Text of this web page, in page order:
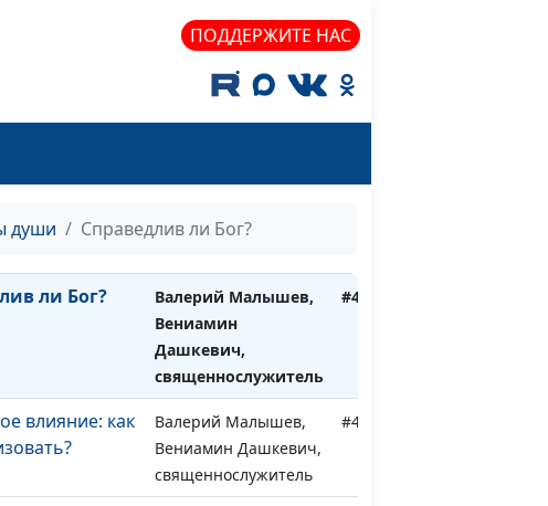
ПОДДЕРЖИТЕ НАС
души Справедлив ли Бог?
Валерий Малышев,
Евгений
Перешивкин,
священнослужитель
#435
Перешивкин,
ли Бог?
Валерий Малышев,
Вениамин
Дашкевич,
священнослужитель
#433
влияние: как
Валерий Малышев,
Вениамин Дашкевич,
священнослужитель
#432